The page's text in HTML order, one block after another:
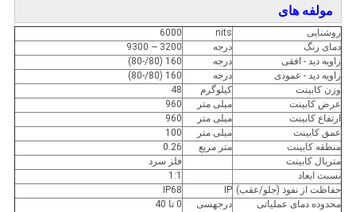
مولفه های
روشنایی nits
6000
دمای رنگ
درجه
3200 ~ 9300
زاویه دید - افقی
درجه
160 (80/-80)
زاویه دید - عمودی
درجه
160 (80/-80)
وزن کابینت
کیلوگرم
48
عرض کابینت
میلی متر
960
ارتفاع کابینت
میلی متر
960
عمق کابینت
میلی متر
100
منطقه کابینت
متر مربع
0.26
متریال کابینت
فلز سرد
نسبت ابعاد
1:1
حفاظت از نفوذ (جلو/عقب) IP
IP68
محدوده دمای عملیاتی
درجهسی
0 تا 40